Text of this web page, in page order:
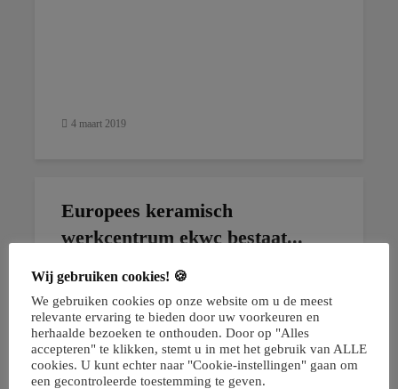
4 maart 2019
Europees keramisch
werkcentrum ekwc bestaat...
Wij gebruiken cookies! 🍪
We gebruiken cookies op onze website om u de meest
relevante ervaring te bieden door uw voorkeuren en
herhaalde bezoeken te onthouden. Door op "Alles
accepteren" te klikken, stemt u in met het gebruik van ALLE
cookies. U kunt echter naar "Cookie-instellingen" gaan om
een ​​gecontroleerde toestemming te geven.